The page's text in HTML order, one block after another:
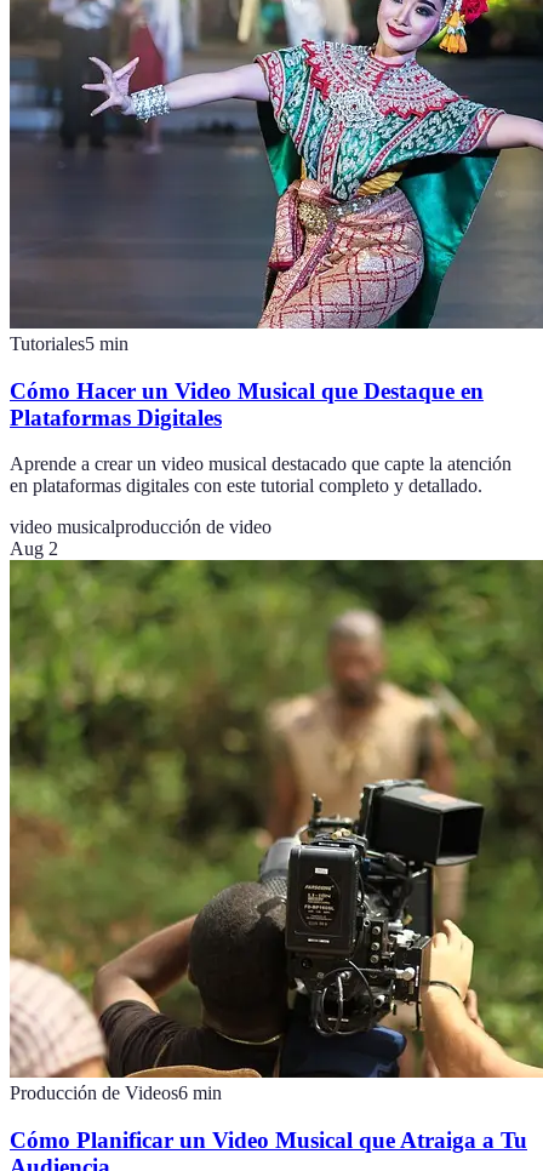
Tutoriales5 min
Cómo Hacer un Video Musical que Destaque en
Plataformas Digitales
Aprende a crear un video musical destacado que capte la atención
en plataformas digitales con este tutorial completo y detallado.
video musicalproducción de video
Aug 2
Producción de Videos6 min
Cómo Planificar un Video Musical que Atraiga a Tu